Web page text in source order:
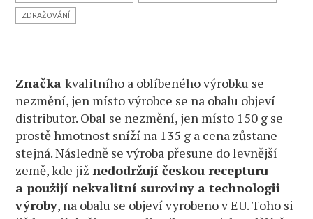
ZDRAŽOVÁNÍ
Značkakvalitního a oblíbeného výrobku se
nezmění, jen místo výrobce se na obalu objeví
distributor. Obal se nezmění, jen místo 150 g se
prostě hmotnost sníží na 135 g a cena zůstane
stejná. Následně se výroba přesune do levnější
země, kde jižnedodržují českou recepturu
a použijí nekvalitní suroviny a technologii
výroby, na obalu se objeví vyrobeno v EU. Toho si